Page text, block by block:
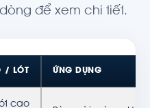
để xem chi tiết.
/ LÓT ỨNG DỤNG
cao